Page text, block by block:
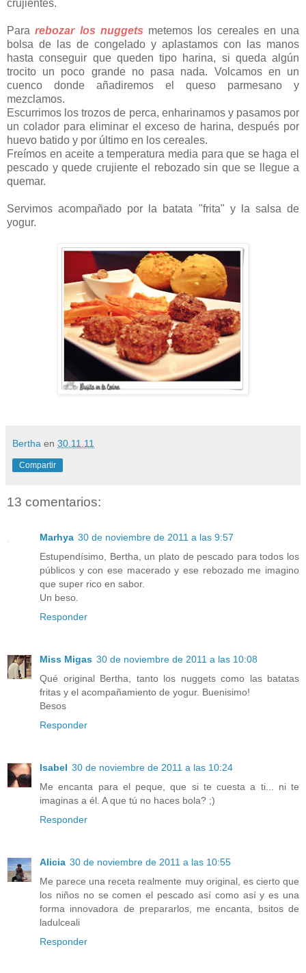
crujientes.
Pararebozar los nuggets metemos los cereales en una
bolsa de las de congelado y aplastamos con las manos
hasta conseguir que queden tipo harina, si queda algún
trocito un poco grande no pasa nada. Volcamos en un
cuenco donde añadiremos el queso parmesano y
mezclamos.
Escurrimos los trozos de perca, enharinamos y pasamos por
un colador para eliminar el exceso de harina, después por
huevo batido y por último en los cereales.
Freímos en aceite a temperatura media para que se haga el
pescado y quede crujiente el rebozado sin que se llegue a
quemar.
Servimos acompañado por la batata "frita" y la salsa de
yogur.
Bertha en 30.11.11
Compartir
13 comentarios:
Marhya 30 de noviembre de 2011 a las 9:57
Estupendísimo, Bertha, un plato de pescado para todos los
públicos y con ese macerado y ese rebozado me imagino
que super rico en sabor.
Un beso.
Responder
Miss Migas 30 de noviembre de 2011 a las 10:08
Qué original Bertha, tanto los nuggets como las batatas
fritas y el acompañamiento de yogur. Buenisimo!
Besos
Responder
Isabel 30 de noviembre de 2011 a las 10:24
Me encanta para el peque, que si te cuesta a ti... ni te
imaginas a él. A que tú no haces bola? ;)
Responder
Alicia 30 de noviembre de 2011 a las 10:55
Me parece una receta realmente muy original, es cierto que
los niños no se comen el pescado así como así y es una
forma innovadora de prepararlos, me encanta, bsitos de
ladulceali
Responder